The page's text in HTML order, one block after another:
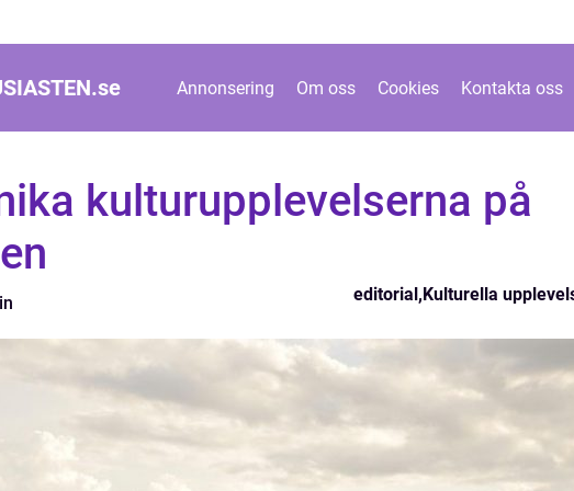
se Annonsering Om oss Cookies Kontakta oss
kulturupplevelserna på
editorial,Kulturella